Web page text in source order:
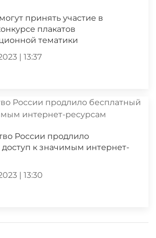
принять участие в
плакатов
тематики
| 13:37
России продлило
к значимым интернет-
| 13:30